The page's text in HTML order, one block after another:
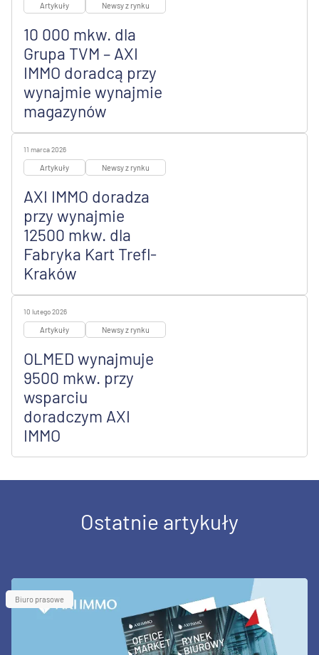
Artykuły Newsy z rynku
10 000 mkw. dla
Grupa TVM – AXI
IMMO doradcą przy
wynajmie wynajmie
magazynów
11 marca 2026
Artykuły Newsy z rynku
AXI IMMO doradza
przy wynajmie
12500 mkw. dla
Fabryka Kart Trefl-
Kraków
10 lutego 2026
Artykuły Newsy z rynku
OLMED wynajmuje
9500 mkw. przy
wsparciu
doradczym AXI
IMMO
Ostatnie artykuły
Biuro prasowe